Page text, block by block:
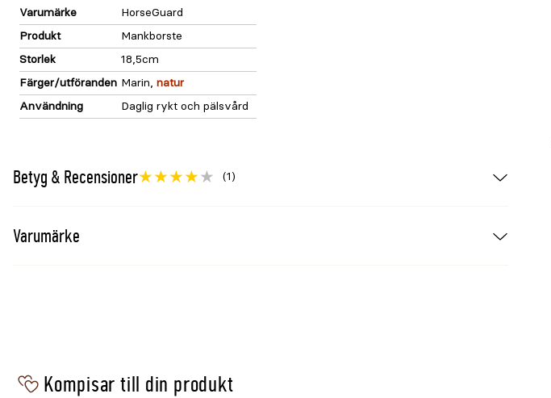
Varumärke
HorseGuard
Produkt
Mankborste
Storlek
18,5cm
Färger/utföranden Marin, natur
Användning
Daglig rykt och pälsvård
Betyg & Recensioner (1)
Varumärke
Kompisar till din produkt